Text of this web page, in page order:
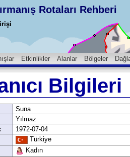
Rotaları Rehberi
Etkinlikler Alanlar Bölgeler
Bilgileri
Suna
Yılmaz
1972-07-04
Türkiye
Kadın